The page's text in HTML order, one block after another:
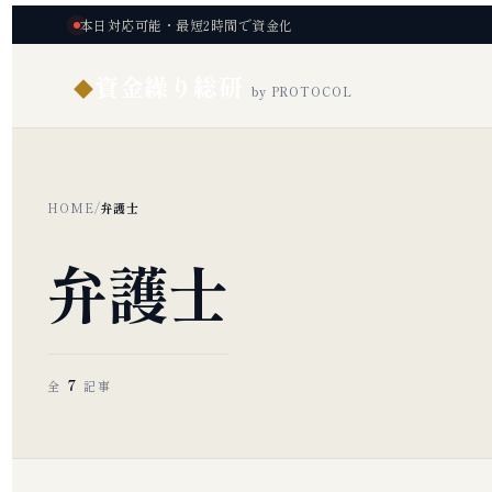
本日対応可能・最短2時間で資金化
◆ by PROTOCOL
HOME/弁護士
弁護士
全 7 記事